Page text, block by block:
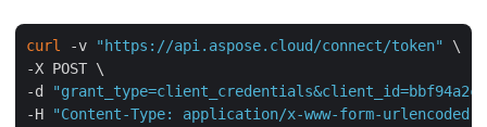
curl -v "https://api.aspose.cloud/connect/token"
\
-X POST \
-d
"grant_type=client_credentials&client_id=bbf94a2c-
-H
"Content-Type: application/x-www-form-urlencoded"